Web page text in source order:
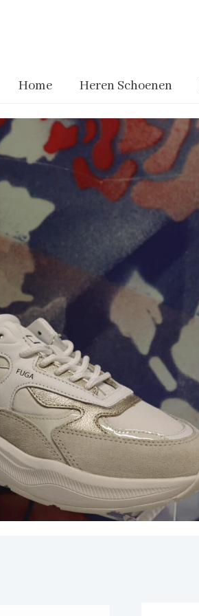
Home Heren Schoenen